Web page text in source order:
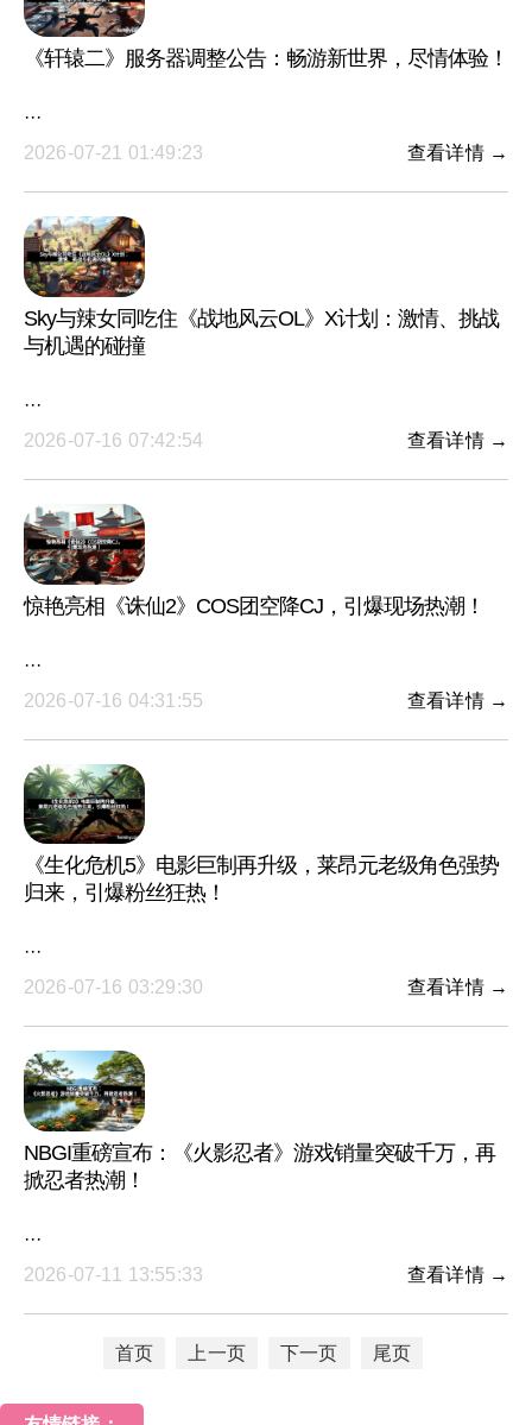
《轩辕二》服务器调整公告：畅游新世界，尽情体验！
···
2026-07-21 01:49:23
查看详情 →
Sky与辣女同吃住《战地风云OL》X计划：激情、挑战
与机遇的碰撞
···
2026-07-16 07:42:54
查看详情 →
惊艳亮相《诛仙2》COS团空降CJ，引爆现场热潮！
···
2026-07-16 04:31:55
查看详情 →
《生化危机5》电影巨制再升级，莱昂元老级角色强势
归来，引爆粉丝狂热！
···
2026-07-16 03:29:30
查看详情 →
NBGI重磅宣布：《火影忍者》游戏销量突破千万，再
掀忍者热潮！
···
2026-07-11 13:55:33
查看详情 →
首页 上一页 下一页 尾页